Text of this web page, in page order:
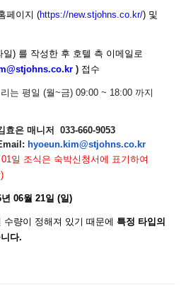
페이지 (https://new.stjohns.co. kr/) 및
일) 를 작성한 후 호텔 측 이메일로
) 접수
는 평일 (월~금) 09:00 ~ 18:00 까지
효은 매니저
033-660-9053
hyoeun.kim@stjohns.co. kr
01일 조식은 숙박신청서에 표기하여
)
년 06월 21일 (일)
수량이 정해져 있기 때문에 특정 타입의
다.